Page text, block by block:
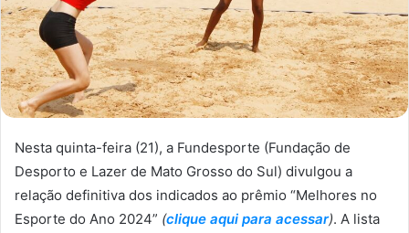
Nesta quinta-feira (21), a Fundesporte (Fundação de
Desporto e Lazer de Mato Grosso do Sul) divulgou a
relação definitiva dos indicados ao prêmio “Melhores no
Esporte do Ano 2024” (clique aqui para acessar). A lista